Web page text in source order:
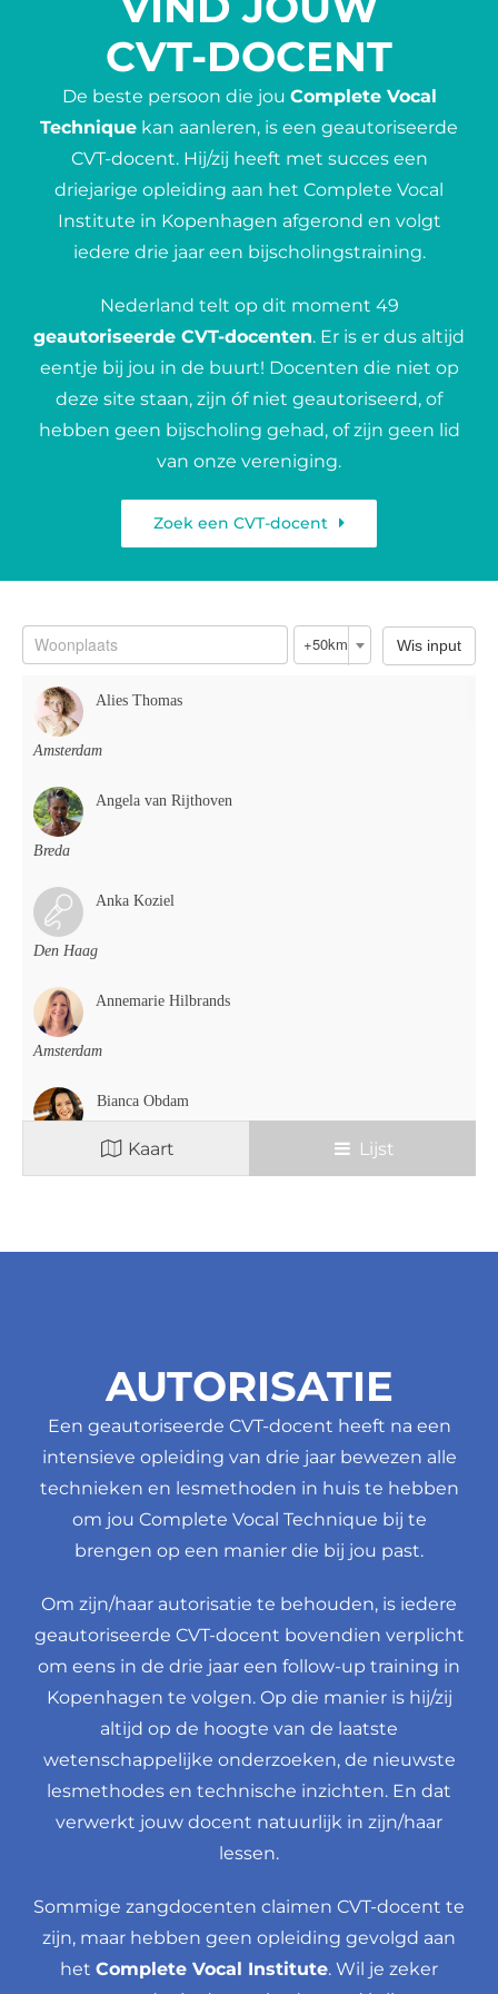
CVT-DOCENT
De beste persoon die jou Complete Vocal
Technique kan aanleren, is een geautoriseerde
CVT-docent. Hij/zij heeft met succes een
driejarige opleiding aan het Complete Vocal
Institute in Kopenhagen afgerond en volgt
iedere drie jaar een bijscholingstraining.
Nederland telt op dit moment 49
geautoriseerde CVT-docenten. Er is er dus altijd
eentje bij jou in de buurt! Docenten die niet op
deze site staan, zijn óf niet geautoriseerd, of
hebben geen bijscholing gehad, of zijn geen lid
van onze vereniging.
Zoek een CVT-docent
+50km Wis input
Alies Thomas
Amsterdam
Angela van Rijthoven
Breda
Anka Koziel
Den Haag
Annemarie Hilbrands
Amsterdam
Bianca Obdam
Beverwijk
Claudia Copier
Utrecht
Utrecht
Daniëlle Lous
Tilburg
Eline Lammers
Elise Zijlstra
Haaften
Gwen van Genderen
Lijst
Kaart
AUTORISATIE
Een geautoriseerde CVT-docent heeft na een
intensieve opleiding van drie jaar bewezen alle
technieken en lesmethoden in huis te hebben
om jou Complete Vocal Technique bij te
brengen op een manier die bij jou past.
Om zijn/haar autorisatie te behouden, is iedere
geautoriseerde CVT-docent bovendien verplicht
om eens in de drie jaar een follow-up training in
Kopenhagen te volgen. Op die manier is hij/zij
altijd op de hoogte van de laatste
wetenschappelijke onderzoeken, de nieuwste
lesmethodes en technische inzichten. En dat
verwerkt jouw docent natuurlijk in zijn/haar
lessen.
Sommige zangdocenten claimen CVT-docent te
zijn, maar hebben geen opleiding gevolgd aan
het Complete Vocal Institute. Wil je zeker